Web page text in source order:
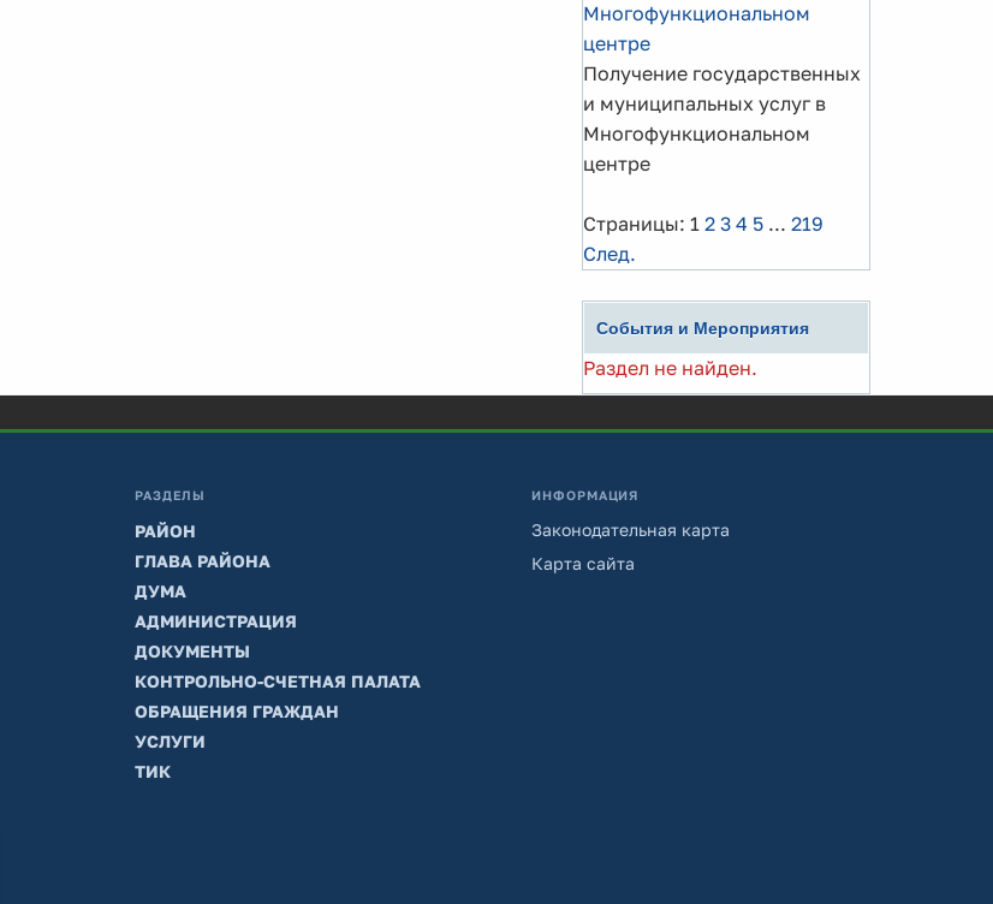
Многофункциональном
центре
Получение государственных
и муниципальных услуг в
Многофункциональном
центре
Страницы: 1 2 3 4 5 ... 219
След.
События и Мероприятия
Раздел не найден.
РАЗДЕЛЫ
РАЙОН
ГЛАВА РАЙОНА
ДУМА
АДМИНИСТРАЦИЯ
ДОКУМЕНТЫ
КОНТРОЛЬНО-СЧЕТНАЯ ПАЛАТА
ОБРАЩЕНИЯ ГРАЖДАН
УСЛУГИ
ТИК
ИНФОРМАЦИЯ
Законодательная карта
Карта сайта